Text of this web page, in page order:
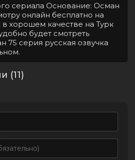
сериала Основание: Осман
онлайн бесплатно на
в хорошем качестве на Турк
будет смотреть
75 серия русская озвучка
(11)